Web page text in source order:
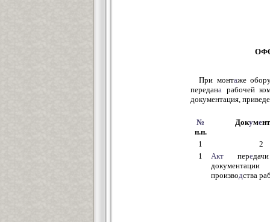
При монтаже
передана рабочей
документация,
№
п.п.
Докуме
1
2
1
Акт пере
производства